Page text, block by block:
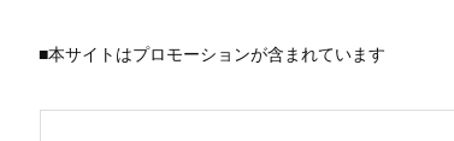
■本サイトはプロモーションが含まれています